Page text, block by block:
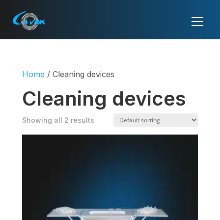
Home / Cleaning devices
Cleaning devices
Showing all 2 results